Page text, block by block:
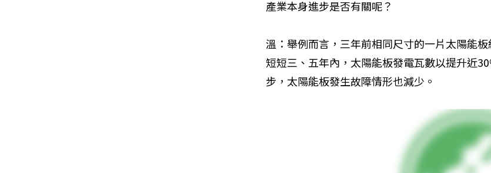
產業本身進步是否有關呢？
溫：舉例而言，三年前相同尺寸的一片太陽能
短短三、五年內，太陽能板發電瓦數以提升近
步，太陽能板發生故障情形也減少。